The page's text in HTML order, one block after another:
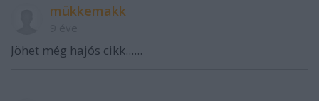
mükkemakk
Jöhet még hajós cikk......